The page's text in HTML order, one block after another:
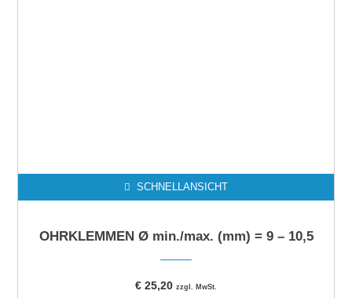
SCHNELLANSICHT
OHRKLEMMEN Ø min./max. (mm) = 9 – 10,5
€ 25,20 zzgl. MwSt.